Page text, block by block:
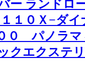
ー ランドロ
１０Ｘ−ダイ
０ パノラ
クエクステ